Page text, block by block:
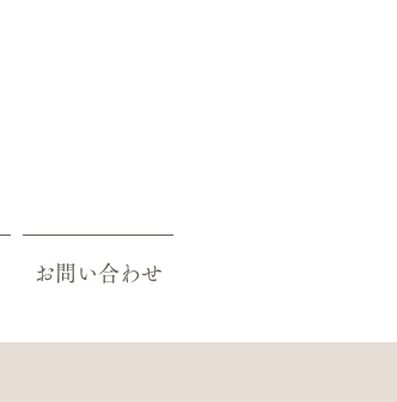
お問い合わせ